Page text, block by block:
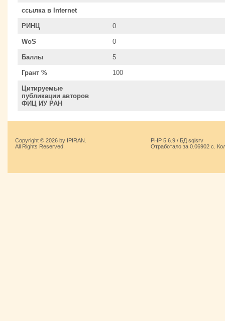
ссылка в Internet
РИНЦ 0
WoS 0
Баллы 5
Грант % 100
Цитируемые
публикации авторов
ФИЦ ИУ РАН
Copyright © 2026 by IPIRAN.
All Rights Reserved.
PHP 5.6.9 / БД sqlsrv
Отработало за 0.06902 с.